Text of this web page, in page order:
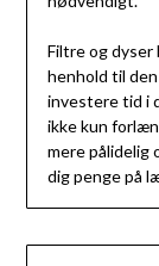
Filtre og
henhold til
investere tid i
ikke kun
mere pålidelig
dig penge på